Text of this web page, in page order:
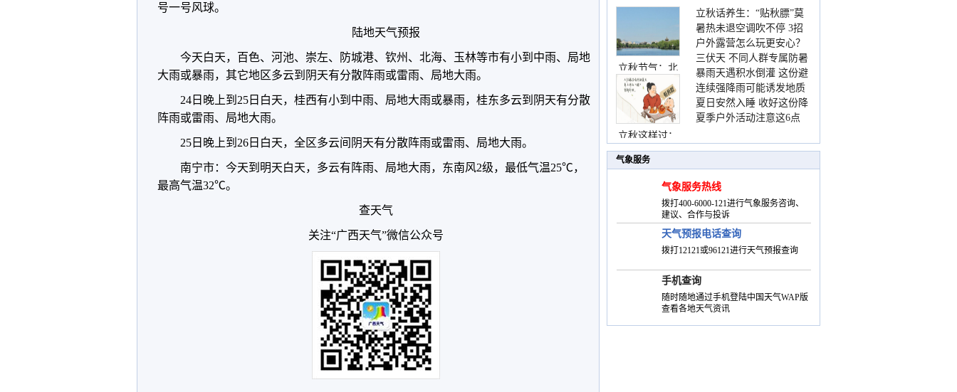
号一号风球。
陆地天气预报
今天白天，百色、河池、崇左、防城港、钦州、北海、玉林等市有小到中雨、局地
大雨或暴雨，其它地区多云到阴天有分散阵雨或雷雨、局地大雨。
24日晚上到25日白天，桂西有小到中雨、局地大雨或暴雨，桂东多云到阴天有分散
阵雨或雷雨、局地大雨。
25日晚上到26日白天，全区多云间阴天有分散阵雨或雷雨、局地大雨。
南宁市：今天到明天白天，多云有阵雨、局地大雨，东南风2级，最低气温25℃，
最高气温32℃。
查天气
关注“广西天气”微信公众号
立秋节气：北
立秋这样过：
立秋话养生：“贴秋膘”莫
着急 先清暑再防燥
暑热未退空调吹不停 3招
护住肩颈不酸痛
户外露营怎么玩更安心？
这份攻略请收好
三伏天 不同人群专属防暑
要点请收好
暴雨天遇积水倒灌 这份避
险提示请收好
连续强降雨可能诱发地质
灾害 这些前兆要知道
夏日安然入睡 收好这份降
温小贴士
夏季户外活动注意这6点
气象服务
气象服务热线
拨打400-6000-121进行气象服务咨询、
建议、合作与投诉
天气预报电话查询
拨打12121或96121进行天气预报查询
手机查询
随时随地通过手机登陆中国天气WAP版
查看各地天气资讯